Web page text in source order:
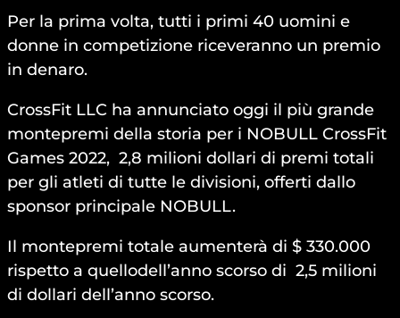
Per la prima volta, tutti i primi 40 uomini e
donne in competizione riceveranno un premio
in denaro.
CrossFit LLC ha annunciato oggi il più grande
montepremi della storia per i NOBULL CrossFit
Games 2022, 2,8 milioni dollari di premi totali
per gli atleti di tutte le divisioni, offerti dallo
sponsor principale NOBULL.
Il montepremi totale aumenterà di $ 330.000
rispetto a quellodell’anno scorso di 2,5 milioni
di dollari dell’anno scorso.